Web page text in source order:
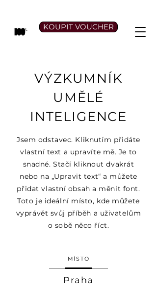
KOUPIT VOUCHER
VÝZKUMNÍK
UMĚLÉ
INTELIGENCE
Jsem odstavec. Kliknutím přidáte
vlastní text a upravíte mě. Je to
snadné. Stačí kliknout dvakrát
nebo na „Upravit text“ a můžete
přidat vlastní obsah a měnit font.
Toto je ideální místo, kde můžete
vyprávět svůj příběh a uživatelům
o sobě něco říct.
MÍSTO
Praha